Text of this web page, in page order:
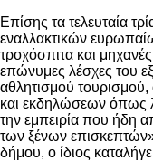
Επίσης τα τελευταία
εναλλακτικών
τροχόσπιτα και
επώνυμες λέσχες του
αθλητισμού
και εκδηλώσεων όπως
την εμπειρία που ήδη
των ξένων επισκεπτών».
δήμου, ο ίδιος